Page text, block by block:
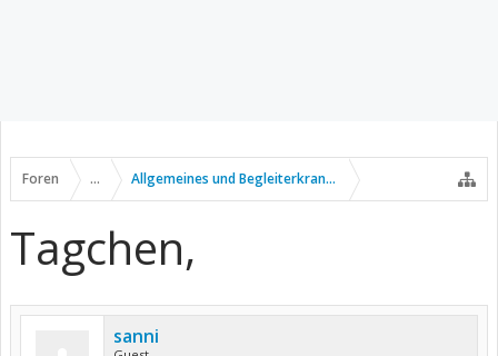
Foren ... Allgemeines und Begleiterkrankungen
Tagchen,
sanni